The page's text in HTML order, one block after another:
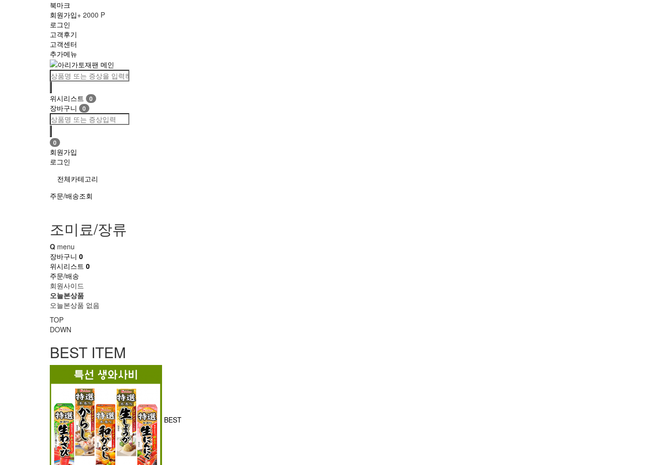
북마크
회원가입+ 2000 P
로그인
고객후기
고객센터
추가메뉴
Toggle
navigation
위시리스트 0
장바구니 0
0
회원가입
로그인
전체카테고리
주문/배송조회
조미료/장류
Q menu
장바구니 0
위시리스트 0
주문/배송
회원사이드
오늘본상품
오늘본상품 없음
TOP
DOWN
BEST ITEM
BEST